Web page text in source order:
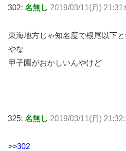
302: 名無し 2019/03/11(月)
東海地方じゃ知名度で根尾以下
やな
甲子園がおかしいんやけど
325: 名無し 2019/03/11(月)
>>302